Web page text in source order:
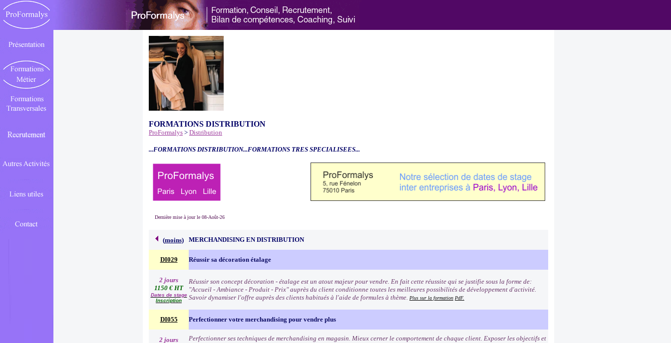
FORMATIONS DISTRIBUTION
ProFormalys > Distribution
...FORMATIONS DISTRIBUTION...FORMATIONS TRES SPECIALISEES...
Dernière mise à jour le 08-Août-26
(moins) MERCHANDISING EN DISTRIBUTION
DI029 Réussir sa décoration étalage
2 jours
1150 € HT
Dates de stage
Inscription
Réussir son concept décoration - étalage est un atout majeur pour vendre. En fait cette réussite qui se justifie sous la forme de:
"Accueil - Ambiance - Produit - Prix" auprès du client conditionne toutes les meilleures possibilités de développement d'activité.
Savoir dynamiser l'offre auprès des clients habitués à l'aide de formules à thème. Plus sur la formation PdF.
DI055 Perfectionner votre merchandising pour vendre plus
2 jours
Perfectionner ses techniques de merchandising en magasin. Mieux cerner le comportement de chaque client. Exposer les objectifs et